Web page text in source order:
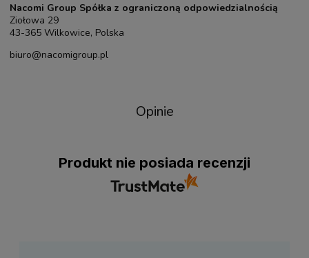
Nacomi Group Spółka z ograniczoną odpowiedzialnością
Ziołowa 29
43-365 Wilkowice, Polska
biuro@nacomigroup.pl
Opinie
Produkt nie posiada recenzji